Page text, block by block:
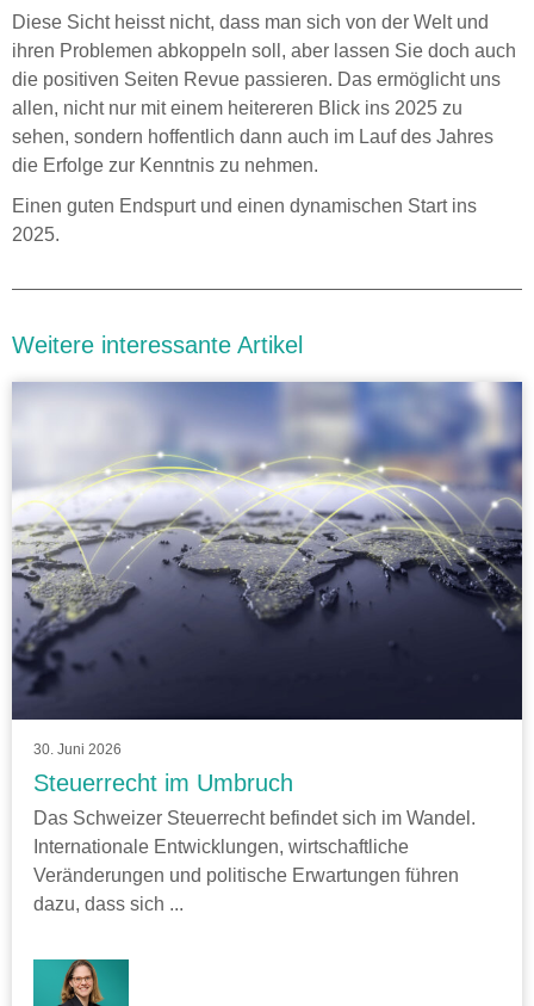
Diese Sicht heisst nicht, dass man sich von der Welt und
ihren Problemen abkoppeln soll, aber lassen Sie doch auch
die positiven Seiten Revue passieren. Das ermöglicht uns
allen, nicht nur mit einem heitereren Blick ins 2025 zu
sehen, sondern hoffentlich dann auch im Lauf des Jahres
die Erfolge zur Kenntnis zu nehmen.
Einen guten Endspurt und einen dynamischen Start ins
2025.
Weitere interessante Artikel
30. Juni 2026
Steuerrecht im Umbruch
Das Schweizer Steuerrecht befindet sich im Wandel.
Internationale Entwicklungen, wirtschaftliche
Veränderungen und politische Erwartungen führen
dazu, dass sich ...